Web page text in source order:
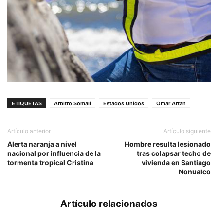
ETIQUETAS Arbitro Somalí Estados Unidos Omar Artan
Artículo anterior
Alerta naranja a nivel
nacional por influencia de la
tormenta tropical Cristina
Artículo siguiente
Hombre resulta lesionado
tras colapsar techo de
vivienda en Santiago
Nonualco
Artículo relacionados